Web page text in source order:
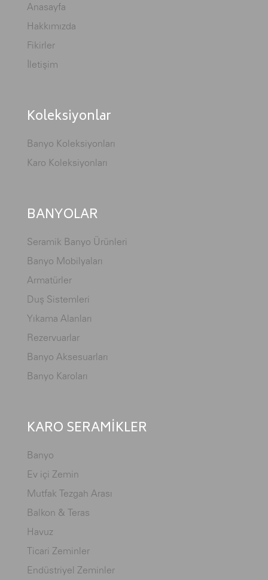
Anasayfa
Hakkımızda
Fikirler
İletişim
Koleksiyonlar
Banyo Koleksiyonları
Karo Koleksiyonları
BANYOLAR
Seramik Banyo Ürünleri
Banyo Mobilyaları
Armatürler
Duş Sistemleri
Yıkama Alanları
Rezervuarlar
Banyo Aksesuarları
Banyo Karoları
KARO SERAMİKLER
Banyo
Ev içi Zemin
Mutfak Tezgah Arası
Balkon & Teras
Havuz
Ticari Zeminler
Endüstriyel Zeminler